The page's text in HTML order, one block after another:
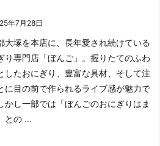
年7月28日
大塚を本店に、長年愛され続けている
り専門店「ぼんご」。 握りたてのふわ
したおにぎり、豊富な具材、そして注
に目の前で作られるライブ感が魅力で
かし一部では「ぼんごのおにぎりはま
との ...